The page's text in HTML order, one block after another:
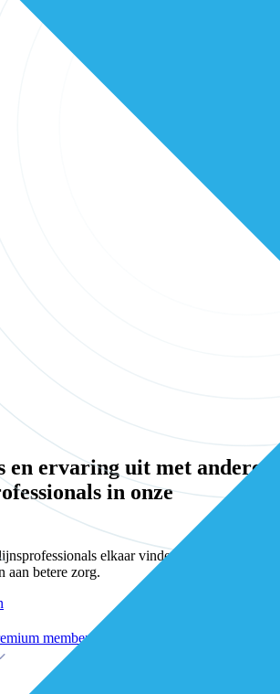
en ervaring uit met andere
in onze
elkaar vinden, versterken en
aan betere zorg.
member